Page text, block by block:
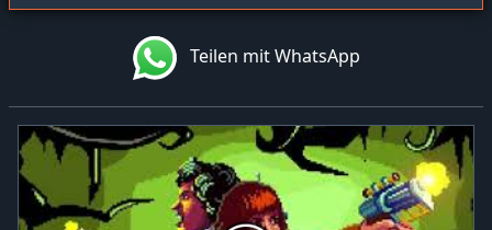
Teilen mit WhatsApp